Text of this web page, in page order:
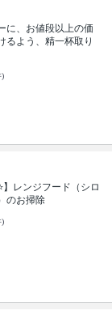
に、お値段以上の価
るよう、精一杯取り
)
】レンジフード（シロ
のお掃除
)